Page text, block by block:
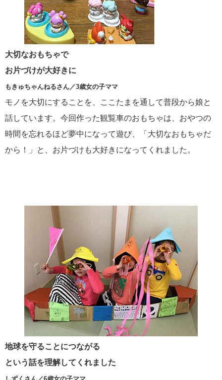
大切なおもちゃで
お片づけが大好きに
もきゅちゃんねるさん／3歳女の子ママ
モノを大切にすることを、ここたまを通して普段から娘と
話しています。今回作った観覧車のおもちゃは、おやつの
時間を忘れるほど夢中になって遊び、「大切なおもちゃだ
から！」と、お片づけも大好きになってくれました。
地球を守ることにつながる
という話を理解してくれました